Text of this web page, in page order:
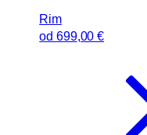
Rim
od 699,00 €